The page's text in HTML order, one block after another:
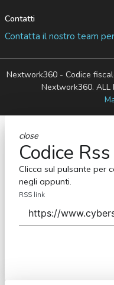
Contatti
Contatta il nostro team
Nextwork360 - Codice
Nextwork360. ALL
close
Codice Rss
Clicca sul pulsante per
negli appunti.
RSS link